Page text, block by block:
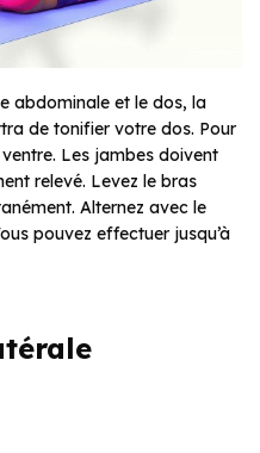
abdominale et le dos, la
de tonifier votre dos. Pour
Les jambes doivent
relevé. Levez le bras
Alternez avec le
pouvez effectuer jusqu’à